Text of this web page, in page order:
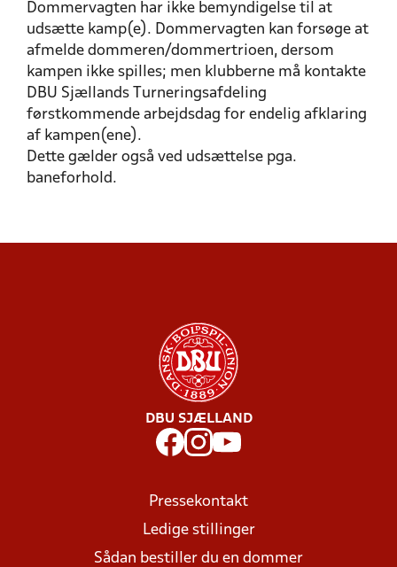
Dommervagten har ikke bemyndigelse til at
udsætte kamp(e). Dommervagten kan forsøge at
afmelde dommeren/dommertrioen, dersom
kampen ikke spilles; men klubberne må kontakte
DBU Sjællands Turneringsafdeling
førstkommende arbejdsdag for endelig afklaring
af kampen(ene).
Dette gælder også ved udsættelse pga.
baneforhold.
DBU SJÆLLAND
Pressekontakt
Ledige stillinger
Sådan bestiller du en dommer